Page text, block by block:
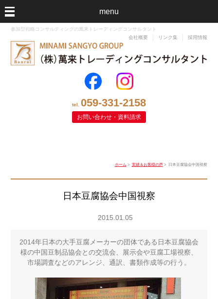
menu
参加型戦略コンサルティングの萬来トレーディングコンサルタント
会社概要
リンク集 採用情報
tel. 059-331-2158
お問い合わせ・資料請求
ホーム > 実績＆お客様の声> 日本豆腐協会中国視察
日本豆腐協会中国視察
2015.01.05
2014年日本の大手豆腐メーカーの団体である日本豆腐協会
様の中国豆制品協会との交流会、展示会や豆腐工場視察、
市場調査などのアレンジ、通訳、書類作成等の行う。